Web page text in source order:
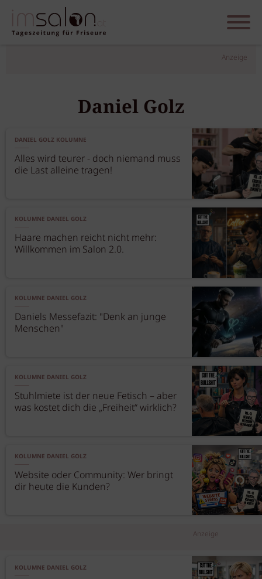
Anzeige
Daniel Golz
DANIEL GOLZ KOLUMNE
Alles wird teurer - doch niemand muss
die Last alleine tragen!
KOLUMNE DANIEL GOLZ
Haare machen reicht nicht mehr:
Willkommen im Salon 2.0.
KOLUMNE DANIEL GOLZ
Daniels Messefazit: "Denk an junge
Menschen"
KOLUMNE DANIEL GOLZ
Stuhlmiete ist der neue Fetisch – aber
was kostet dich die „Freiheit“ wirklich?
KOLUMNE DANIEL GOLZ
Website oder Community: Wer bringt
dir heute die Kunden?
Anzeige
KOLUMNE DANIEL GOLZ